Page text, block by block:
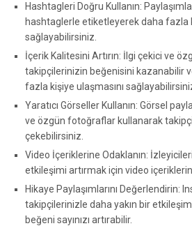
Hashtagleri Doğru Kullanın:
hashtaglerle etiketleyerek daha fazla
sağlayabilirsiniz.
İçerik Kalitesini Artırın: İlgi çekici ve
takipçilerinizin beğenisini kazanabilir
fazla kişiye ulaşmasını
Yaratıcı Görseller Kullanın: Görsel
ve özgün fotoğraflar kullanarak
çekebilirsiniz.
Video İçeriklerine Odaklanın:
etkileşimi artırmak için video
Hikaye Paylaşımlarını Değerlendirin:
takipçilerinizle daha yakın bir
beğeni sayınızı artırabilir.